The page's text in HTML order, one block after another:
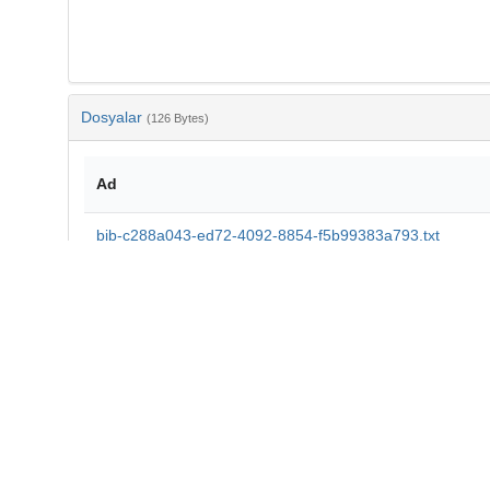
Dosyalar (126 Bytes)
Ad
bib-c288a043-ed72-4092-8854-f5b99383a793.txt